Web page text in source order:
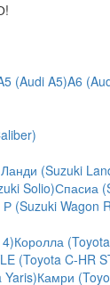
(Audi A5)A6
Ланди (Suzuki
Solio)Спасиа
Р (Suzuki Wagon
Королла
(Toyota C-HR
Yaris)Камри